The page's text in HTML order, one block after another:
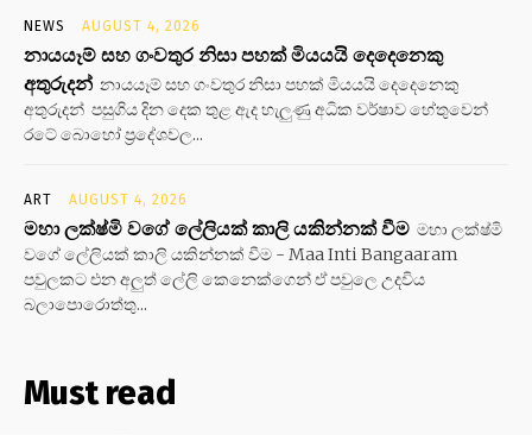
NEWS AUGUST 4, 2026
නායයෑම් සහ ගංවතුර නිසා පහක් මියයයි දෙදෙනෙකු
අතුරුදන් නායයෑම් සහ ගංවතුර නිසා පහක් මියයයි දෙදෙනෙකු
අතුරුදන් පසුගිය දින දෙක තුළ ඇද හැලුණු අධික වර්ෂාව හේතුවෙන්
රටේ බොහෝ ප්‍රදේශවල...
ART AUGUST 4, 2026
මහා ලක්ෂ්මි වගේ ලේලියක් කාලි යකින්නක් වීම මහා ලක්ෂ්මි
වගේ ලේලියක් කාලි යකින්නක් වීම - Maa Inti Bangaaram
පවුලකට එන අලුත් ලේලි කෙනෙක්ගෙන් ඒ පවුලෙ උදවිය
බලාපොරොත්තු...
Must read